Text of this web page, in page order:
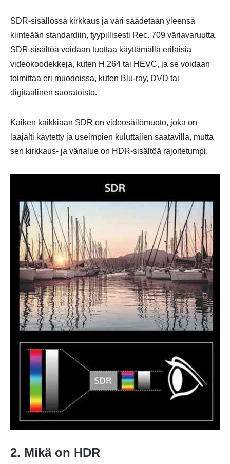
SDR-sisällössä kirkkaus ja väri säädetään yleensä
kiinteään standardiin, tyypillisesti Rec. 709 väriavaruutta.
SDR-sisältöä voidaan tuottaa käyttämällä erilaisia
videokoodekkeja, kuten H.264 tai HEVC, ja se voidaan
toimittaa eri muodoissa, kuten Blu-ray, DVD tai
digitaalinen suoratoisto.
Kaiken kaikkiaan SDR on videosäilömuoto, joka on
laajalti käytetty ja useimpien kuluttajien saatavilla, mutta
sen kirkkaus- ja värialue on HDR-sisältöä rajoitetumpi.
2. Mikä on HDR